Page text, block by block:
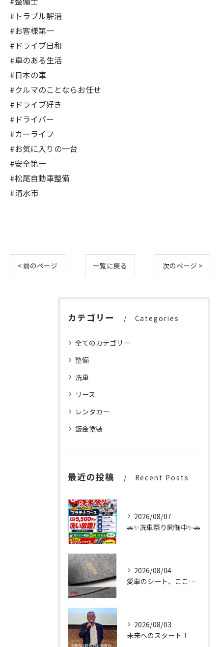
#トラブル解消
#お客様第一
#ドライブ日和
#車のある生活
#日本の車
#クルマのことならお任せ
#ドライブ好き
#ドライバー
#カーライフ
#お気に入りの一台
#安全第一
#松尾自動車整備
#清水市
< 前のページ 一覧に戻る 次のページ >
カテゴリー Categories
全てのカテゴリー
整備
洗車
リース
レンタカー
鈑金塗装
最近の投稿 Recent Posts
2026/08/07
🚗✨洗車祭り開催中✨🚗
2026/08/04
愛車のシート、ここまで輝く✨
2026/08/03
未来へのスタート！